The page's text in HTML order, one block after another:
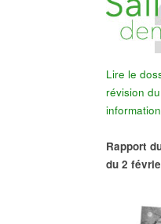
Lire le
révision
Rapport
du 2